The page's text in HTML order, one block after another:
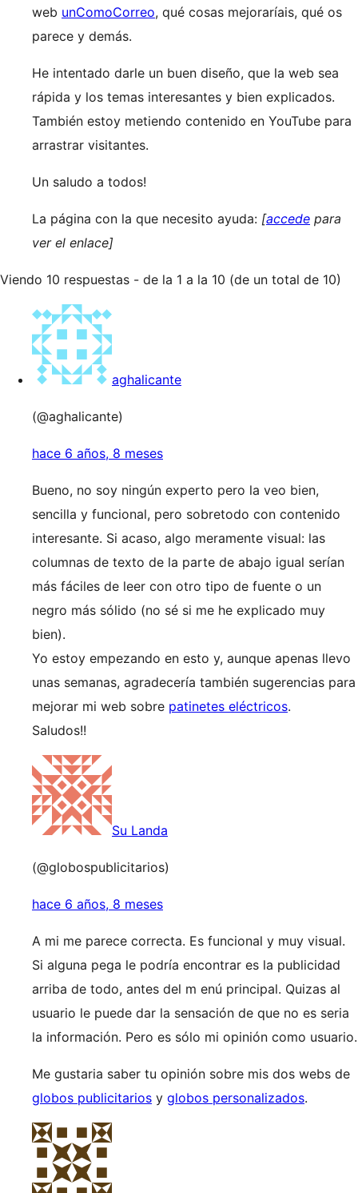
web unComoCorreo, qué cosas mejoraríais, qué os
parece y demás.
He intentado darle un buen diseño, que la web sea
rápida y los temas interesantes y bien explicados.
También estoy metiendo contenido en YouTube para
arrastrar visitantes.
Un saludo a todos!
La página con la que necesito ayuda: [accede para
ver el enlace]
Viendo 10 respuestas - de la 1 a la 10 (de un total de 10)
aghalicante
(@aghalicante)
hace 6 años, 8 meses
Bueno, no soy ningún experto pero la veo bien,
sencilla y funcional, pero sobretodo con contenido
interesante. Si acaso, algo meramente visual: las
columnas de texto de la parte de abajo igual serían
más fáciles de leer con otro tipo de fuente o un
negro más sólido (no sé si me he explicado muy
bien).
Yo estoy empezando en esto y, aunque apenas llevo
unas semanas, agradecería también sugerencias para
mejorar mi web sobre patinetes eléctricos.
Saludos!!
Su Landa
(@globospublicitarios)
hace 6 años, 8 meses
A mi me parece correcta. Es funcional y muy visual.
Si alguna pega le podría encontrar es la publicidad
arriba de todo, antes del m enú principal. Quizas al
usuario le puede dar la sensación de que no es seria
la información. Pero es sólo mi opinión como usuario.
Me gustaria saber tu opinión sobre mis dos webs de
globos publicitarios y globos personalizados.